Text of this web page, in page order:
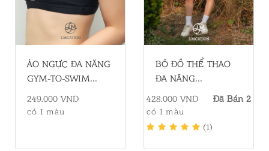
ÁO NGỰC ĐA NĂNG
GYM-TO-SWIM
BIKINI - MÀU ĐEN
249.000 VND
có 1 màu
BỘ ĐỒ THỂ THAO
ĐA NĂNG
- XANH SỌC TRẮNG
428.000 VND
có 1 màu
Đã Bán 2
(1)